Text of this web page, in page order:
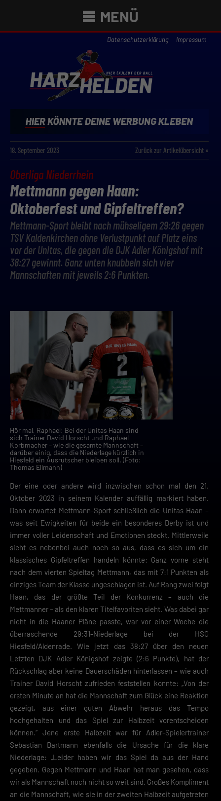
MENÜ
Datenschutzerklärung Impressum
18. September 2023 Zurück zur Artikelübersicht »
Oberliga Niederrhein
Mettmann gegen Haan:
Oktoberfest und Gipfeltreffen?
Mettmann-Sport bleibt nach mühseligem 29:26 gegen
TSV Kaldenkirchen ohne Verlustpunkt auf Platz eins
vor der Unitas, die gegen die DJK Adler Königshof mit
38:27 gewinnt. Ganz unten knubbeln sich vier
Mannschaften mit jeweils 2:6 Punkten.
Hör mal, Raphael: Bei der Unitas Haan sind
sich Trainer David Horscht und Raphael
Korbmacher – wie die gesamte Mannschaft –
darüber einig, dass die Niederlage kürzlich in
Hiesfeld ein Ausrutscher bleiben soll. (Foto:
Thomas Ellmann)
Der eine oder andere wird inzwischen schon mal den 21.
Oktober 2023 in seinem Kalender auffällig markiert haben.
Dann erwartet Mettmann-Sport schließlich die Unitas Haan –
was seit Ewigkeiten für beide ein besonderes Derby ist und
immer voller Leidenschaft und Emotionen steckt. Mittlerweile
sieht es nebenbei auch noch so aus, dass es sich um ein
klassisches Gipfeltreffen handeln könnte: Ganz vorne steht
nach dem vierten Spieltag Mettmann, das mit 7:1 Punkten als
einziges Team der Klasse ungeschlagen ist. Auf Rang zwei folgt
Haan, das der größte Teil der Konkurrenz – auch die
Mettmanner – als den klaren Titelfavoriten sieht. Was dabei gar
nicht in die Haaner Pläne passte, war vor einer Woche die
überraschende 29:31-Niederlage bei der HSG
Hiesfeld/Aldenrade. Wie jetzt das 38:27 über den neuen
Letzten DJK Adler Königshof zeigte (2:6 Punkte), hat der
Rückschlag aber keine Dauerschäden hinterlassen – wie auch
Trainer David Horscht zufrieden feststellen konnte: „Von der
ersten Minute an hat die Mannschaft zum Glück eine Reaktion
gezeigt, aus einer guten Abwehr heraus das Tempo
hochgehalten und das Spiel zur Halbzeit vorentscheiden
können.“ Jene erste Halbzeit war für Adler-Spielertrainer
Sebastian Bartmann ebenfalls die Ursache für die klare
Niederlage: „Leider haben wir das Spiel da aus der Hand
gegeben. Gegen Mettmann und Haan hat man gesehen, dass
wir als Mannschaft noch nicht so weit sind. Großes Kompliment
an die Mannschaft, wie sie in der zweiten Halbzeit aufgetreten